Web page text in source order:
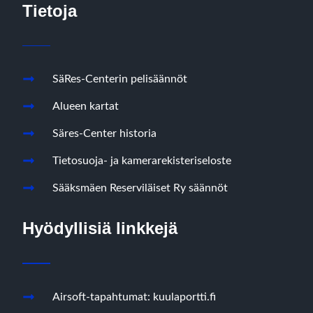
Tietoja
SäRes-Centerin pelisäännöt
Alueen kartat
Säres-Center historia
Tietosuoja- ja kamerarekisteriseloste
Sääksmäen Reserviläiset Ry säännöt
Hyödyllisiä linkkejä
Airsoft-tapahtumat: kuulaportti.fi